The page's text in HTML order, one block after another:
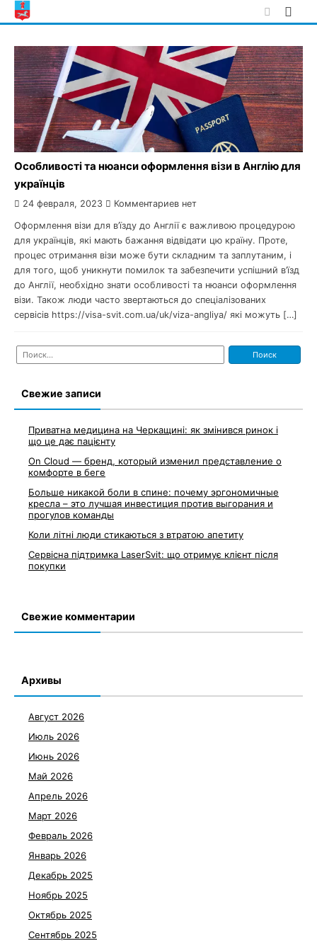
Skip
to
Особливості та нюанси оформлення візи в Англію для
українців
24 февраля, 2023 Комментариев нет
Оформлення візи для в’їзду до Англії є важливою процедурою
для українців, які мають бажання відвідати цю країну. Проте,
процес отримання візи може бути складним та заплутаним, і
для того, щоб уникнути помилок та забезпечити успішний в’їзд
до Англії, необхідно знати особливості та нюанси оформлення
візи. Також люди часто звертаються до спеціалізованих
сервісів https://visa-svit.com.ua/uk/viza-angliya/ які можуть […]
Найти:
Свежие записи
Приватна медицина на Черкащині: як змінився ринок і
що це дає пацієнту
On Cloud — бренд, который изменил представление о
комфорте в беге
Больше никакой боли в спине: почему эргономичные
кресла – это лучшая инвестиция против выгорания и
прогулов команды
Коли літні люди стикаються з втратою апетиту
Сервісна підтримка LaserSvit: що отримує клієнт після
покупки
Свежие комментарии
Архивы
Август 2026
Июль 2026
Июнь 2026
Май 2026
Апрель 2026
Март 2026
Февраль 2026
Январь 2026
Декабрь 2025
Ноябрь 2025
Октябрь 2025
Сентябрь 2025